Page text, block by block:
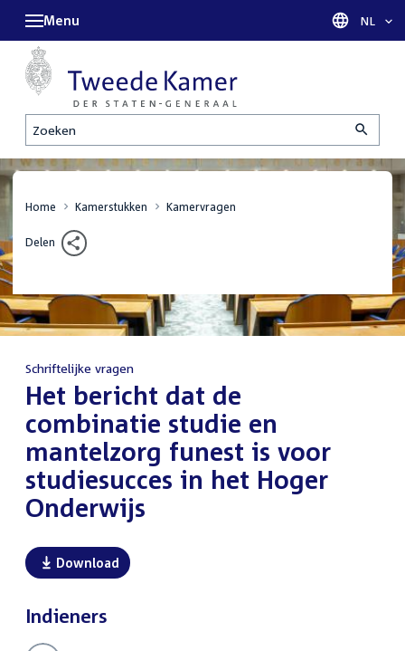
Zoeken
Menu Taal
NL
Home Kamerstukken Kamervragen
Delen
Schriftelijke vragen
:Het bericht dat de
combinatie studie en
mantelzorg funest is voor
studiesucces in het Hoger
Onderwijs
Download
Indieners